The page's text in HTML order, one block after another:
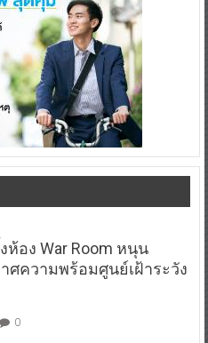
อง War Room หนุน
ศความพร้อมศูนย์เฝ้าระวัง
0